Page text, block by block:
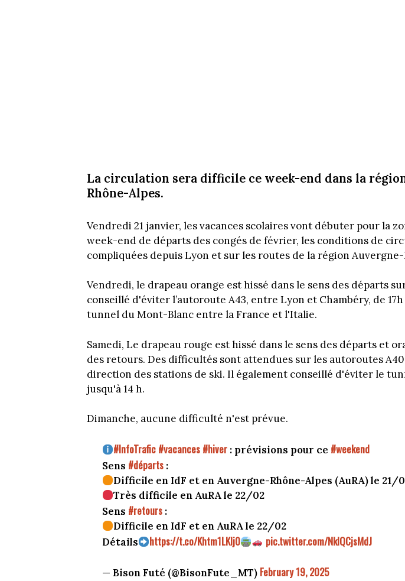
La circulation sera difficile ce week-end dans la
Rhône-Alpes.
Vendredi 21 janvier, les vacances scolaires vont débuter pour la
week-end de départs des congés de février, les conditions de
compliquées depuis Lyon et sur les routes de la région
Vendredi, le drapeau orange est hissé dans le sens des départs
conseillé d'éviter l’autoroute A43, entre Lyon et Chambéry, de 17h
tunnel du Mont-Blanc entre la France et l'Italie.
Samedi, Le drapeau rouge est hissé dans le sens des départs et
des retours. Des difficultés sont attendues sur les autoroutes
direction des stations de ski. Il également conseillé d'éviter le
jusqu'à 14 h.
Dimanche, aucune difficulté n'est prévue.
#InfoTrafic #vacances #hiver: prévisions pour ce #weekend
Sens #départs:
Difficile en IdF et en Auvergne-Rhône-Alpes (AuRA) le 21/
Très difficile en AuRA le 22/02
Sens #retours:
Difficile en IdF et en AuRA le 22/02
Détails
https://t.co/Khtm1LKIj0 pic.twitter.com/NkIQCjsMdJ
— Bison Futé (@BisonFute_MT) February 19, 2025